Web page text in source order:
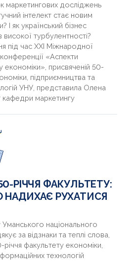
маркетингових досліджень
інтелект стає новим
І як український бізнес
турбулентності?
під час ХХІ Міжнародної
«Аспекти
економіки», присвяченій 50-
підприємництва та
УНУ, представила Олена
маркетингу
РІЧЧЯ ФАКУЛЬТЕТУ:
НАДИХАЄ РУХАТИСЯ
національного
за відзнаки та теплі слова,
факультету економіки,
технологій